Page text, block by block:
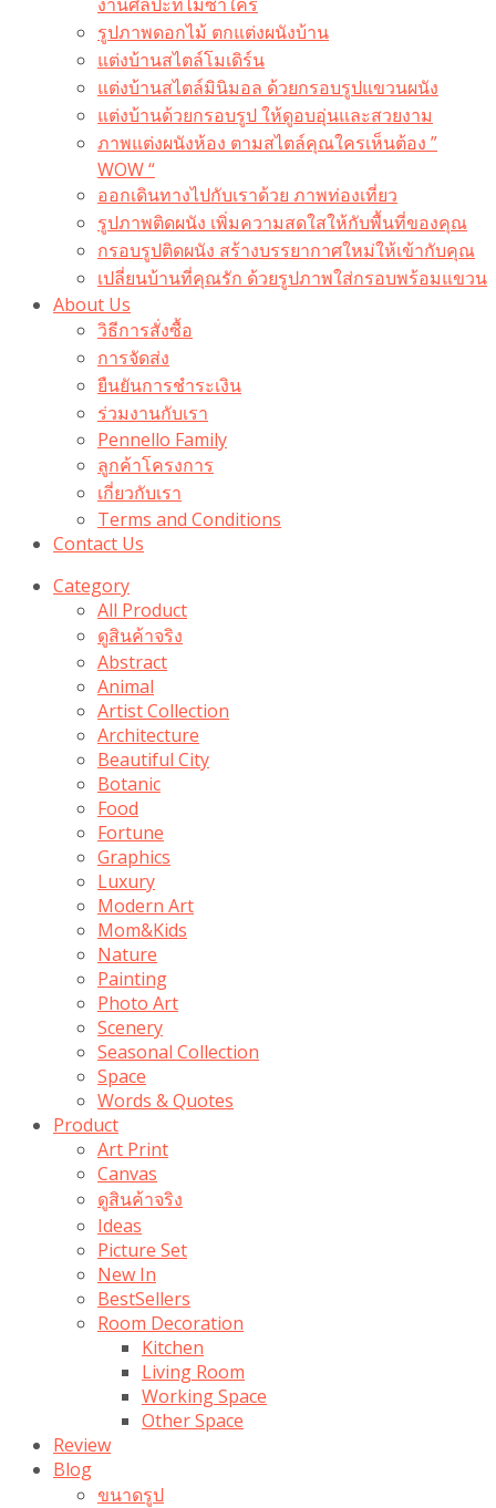
รูปภาพดอกไม้ ตกแต่งผนังบ้าน
แต่งบ้านสไตล์โมเดิร์น
แต่งบ้านสไตล์มินิมอล ด้วยกรอบรูปแขวนผนัง
แต่งบ้านด้วยกรอบรูป ให้ดูอบอุ่นและสวยงาม
ภาพแต่งผนังห้อง ตามสไตล์คุณใครเห็นต้อง ”
WOW “
ออกเดินทางไปกับเราด้วย ภาพท่องเที่ยว
รูปภาพติดผนัง เพิ่มความสดใสให้กับพื้นที่ของคุณ
กรอบรูปติดผนัง สร้างบรรยากาศใหม่ให้เข้ากับคุณ
เปลี่ยนบ้านที่คุณรัก ด้วยรูปภาพใส่กรอบพร้อมแขวน​
About Us
วิธีการสั่งซื้อ
การจัดส่ง
ยืนยันการชำระเงิน
ร่วมงานกับเรา
Pennello Family
ลูกค้าโครงการ
เกี่ยวกับเรา
Terms and Conditions
Contact Us
Category
All Product
ดูสินค้าจริง
Abstract
Animal
Artist Collection
Architecture
Beautiful City
Botanic
Food
Fortune
Graphics
Luxury
Modern Art
Mom&Kids
Nature
Painting
Photo Art
Scenery
Seasonal Collection
Space
Words & Quotes
Product
Art Print
Canvas
ดูสินค้าจริง
Ideas
Picture Set
New In
BestSellers
Room Decoration
Kitchen
Living Room
Working Space
Other Space
Review
Blog
ขนาดรูป